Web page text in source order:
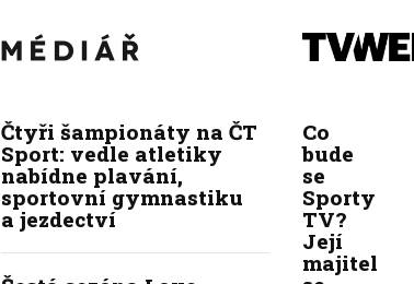
Čtyři šampionáty na ČT
Sport: vedle atletiky
nabídne plavání,
sportovní gymnastiku
a jezdectví
Co
bude
se
Sporty
TV?
Její
majitel